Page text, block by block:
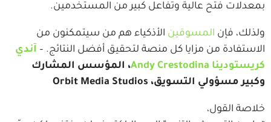
بمعدلات فتح عالية وتفاعل كبير من المستخدمين.
ولذلك، فإن المسوقين الأذكياء هم من سيتمكنون من
الاستفادة من مزايا كل منصة لتحقيق أفضل النتائج. – آندي
كريستودينا Andy Crestodina
، المؤسس المشارك
وكبير مسؤولي التسويق، Orbit Media Studios
خلاصة القول،